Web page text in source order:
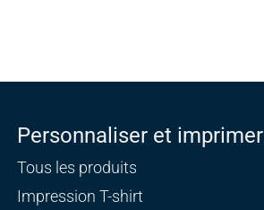
Personnaliser et imprimer
Tous les produits
Impression T-shirt